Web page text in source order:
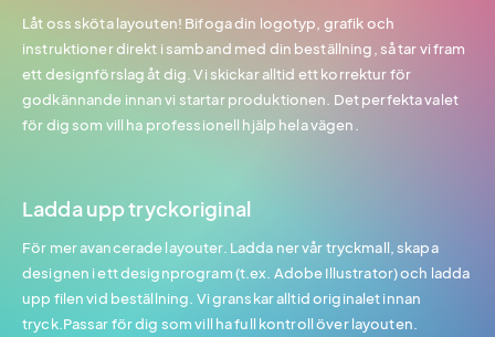
Låt oss sköta layouten! Bifoga din logotyp, grafik och
instruktioner direkt i samband med din beställning, så tar vi fram
ett designförslag åt dig. Vi skickar alltid ett korrektur för
godkännande innan vi startar produktionen. Det perfekta valet
för dig som vill ha professionell hjälp hela vägen.
Ladda upp tryckoriginal
För mer avancerade layouter. Ladda ner vår tryckmall, skapa
designen i ett designprogram (t.ex. Adobe Illustrator) och ladda
upp filen vid beställning. Vi granskar alltid originalet innan
tryck.Passar för dig som vill ha full kontroll över layouten.